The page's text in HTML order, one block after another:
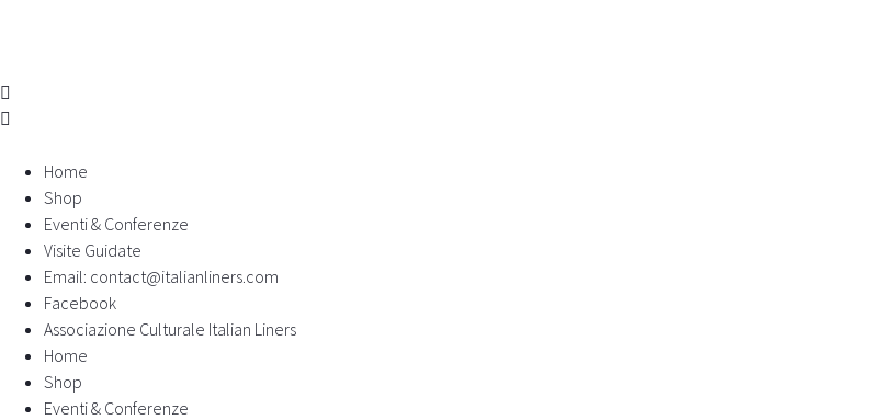
Home
Shop
Eventi & Conferenze
Visite Guidate
Email: contact@italianliners.com
Facebook
Associazione Culturale Italian Liners
Home
Shop
Eventi & Conferenze